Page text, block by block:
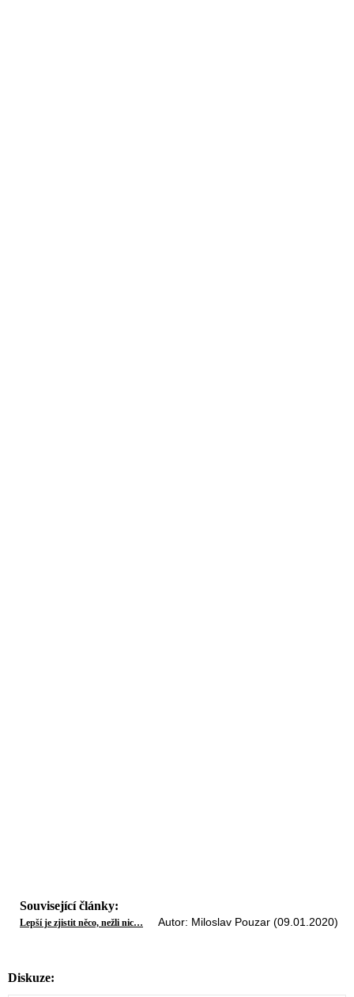
Související články:
Lepší je zjistit něco, nežli nic… Autor: Miloslav Pouzar (09.01.2020)
Diskuze: